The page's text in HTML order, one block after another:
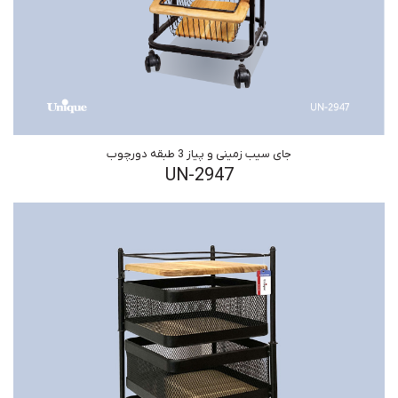
جای سیب زمینی و پیاز 3 طبقه دورچوب
UN-2947